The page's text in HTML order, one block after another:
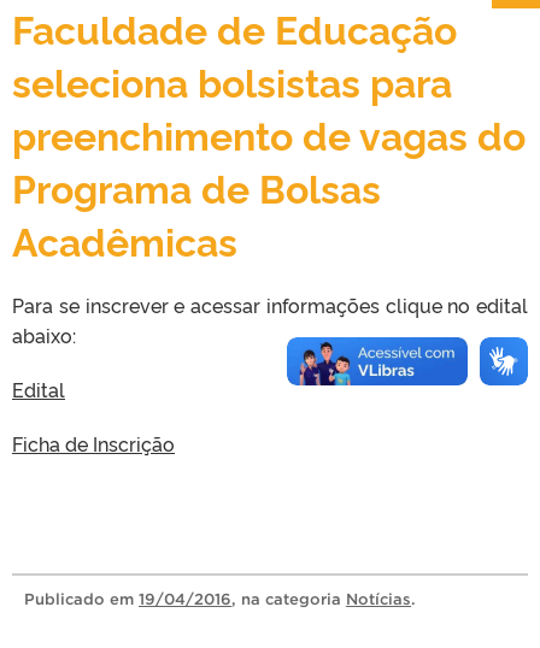
TELEFONES
Faculdade de Educação
seleciona bolsistas para
preenchimento de vagas do
Programa de Bolsas
Acadêmicas
Para se inscrever e acessar informações clique no edital
abaixo:
Edital
Ficha de Inscrição
Publicado em 19/04/2016, na categoria Notícias.